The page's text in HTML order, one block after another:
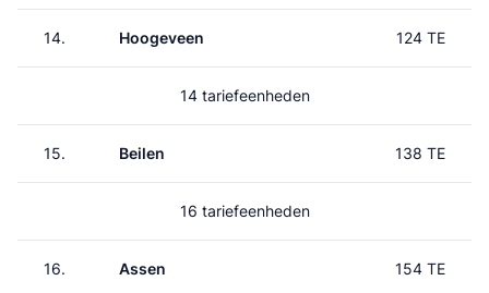
14. Hoogeveen 124 TE
14 tariefeenheden
15. Beilen 138 TE
16 tariefeenheden
16. Assen 154 TE